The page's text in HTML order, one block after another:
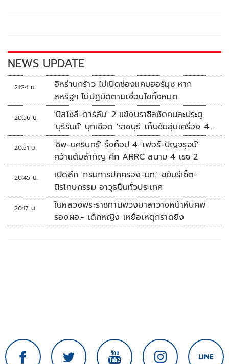
k k
NEWS UPDATE
21:24 น.
อิหร่านกร้าว ไม่เปิดช่องแคบฮอร์มุซ หาก
สหรัฐฯ ไม่ปฏิบัติตามเงื่อนไขทั้งหมด
20:56 น.
'บิสโซลี-ดาร์ลัน' 2 แข้งบราซิลซัดคนละประตู
'บุรีรัมย์' บุกเชือด 'ราชบุรี' เก็บชัยอุ่นเครื่อง 4
นัดรวด
20:51 น.
'ชิพ-นครินทร์' รั้งท็อป 4 'เฟอร์-ปัญจรุจน์'
คว้าแต้มสำคัญ ศึก ARRC สนาม 4 เรซ 2
20:45 น.
เปิดลึก 'กรมการปกครอง-มท.' ขยับรีเซ็ต-
นิรโทษกรรม อาวุธปืนทั่วประเทศ
20:17 น.
ในหลวงพระราชทานพวงมาลาวางหน้าหีบศพ
รองผอ.- เด็กหญิง เหยื่อเหตุกราดยิง